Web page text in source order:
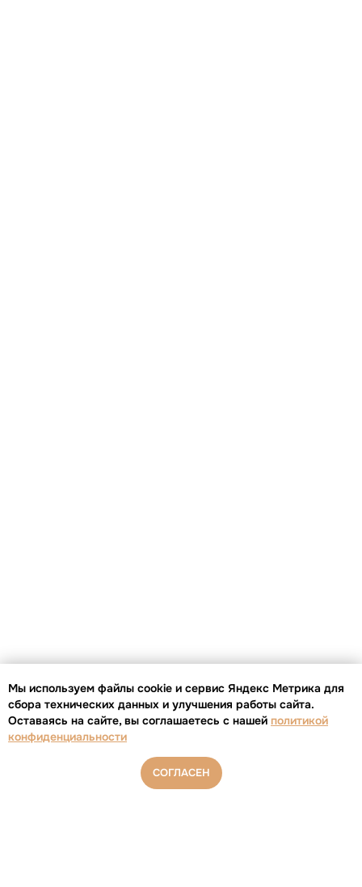
Мы используем файлы cookie и сервис Яндекс Метрика для
сбора технических данных и улучшения работы сайта.
Оставаясь на сайте, вы соглашаетесь с нашей политикой
конфиденциальности
СОГЛАСЕН